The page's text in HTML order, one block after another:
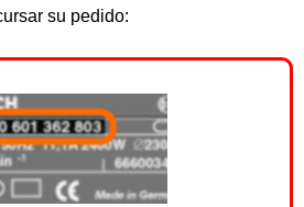
su pedido: